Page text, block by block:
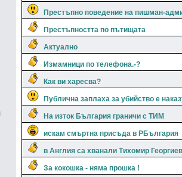
Престъпно поведение на пишман-
Престъпността по пътищата
Актуално
Измамници по телефона.-?
Как ви харесва?
Публична заплаха за убийство е
На изток България граничи с ТИМ
искам смъртна присъда в РБългария
в Англия са хванали Тихомир Георгиев
За кокошка - няма прошка !